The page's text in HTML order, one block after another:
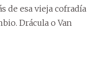
de esa vieja cofradía
Drácula o Van